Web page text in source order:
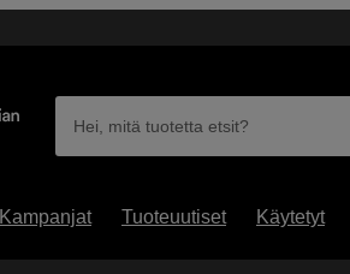
Hei, mitä tuotetta etsit?
Kampanjat Tuoteuutiset Käytetyt